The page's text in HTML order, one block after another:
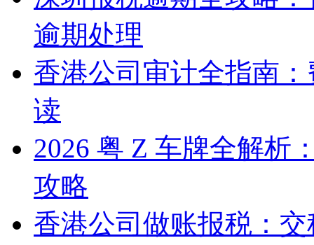
逾期处理
香港公司审计全指南
读
2026 粤 Z 车牌全解析
攻略
香港公司做账报税：